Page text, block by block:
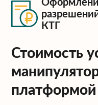
КТГ
Стоимость
платформой